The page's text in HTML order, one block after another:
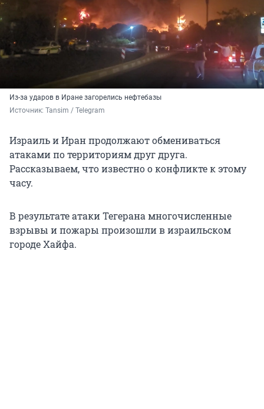
Из-за ударов в Иране загорелись нефтебазы
Источник: Tansim / Telegram
Израиль и Иран продолжают обмениваться
атаками по территориям друг друга.
Рассказываем, что известно о конфликте к этому
часу.
В результате атаки Тегерана многочисленные
взрывы и пожары произошли в израильском
городе Хайфа.